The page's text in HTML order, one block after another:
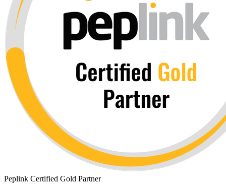
Peplink Certified Gold Partner